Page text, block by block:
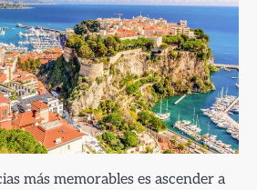
más memorables es ascender a